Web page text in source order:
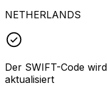
NETHERLANDS
Der SWIFT-Code
aktualisiert